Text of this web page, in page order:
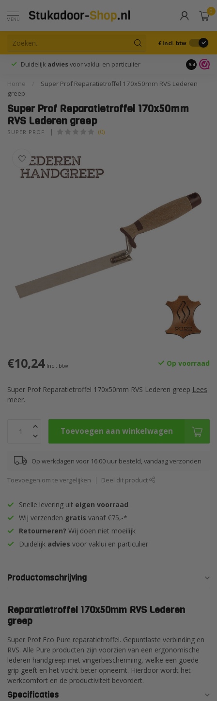
MENU
0
€ Incl. btw
Duidelijk adviesvoor vaklui en particulier 9.4
Home
Super Prof Reparatietroffel 170x50mm RVS Lederen
greep
Super Prof Reparatietroffel 170x50mm
RVS Lederen greep
SUPER PROF (0)
€10,24 Incl. btw Op voorraad
Super Prof Reparatietroffel 170x50mm RVS Lederen greep Lees
meer.
Toevoegen aan winkelwagen
Op werkdagen voor 16:00 uur besteld, vandaag verzonden
Toevoegen om te vergelijken Deel dit product
Snelle levering uit eigen voorraad
Wij verzenden gratis vanaf €75,-*
Retourneren? Wij doen niet moeilijk
Duidelijk advies voor vaklui en particulier
Productomschrijving
Reparatietroffel 170x50mm RVS Lederen
greep
Super Prof Eco Pure reparatietroffel. Gepuntlaste verbinding en
RVS. Alle Pure producten zijn voorzien van een ergonomische
lederen handgreep met vingerbescherming, welke een goede
grip geeft en het vocht beter opneemt. Hierdoor wordt het
werkcomfort en de productiviteit bevordert.
Specificaties